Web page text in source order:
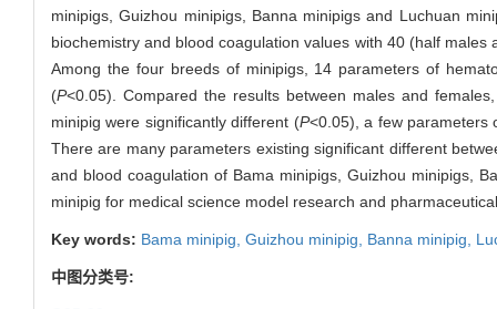
minipigs, Guizhou minipigs, Banna minipigs and Luchuan
biochemistry and blood coagulation values with 40 (half
Among the four breeds of minipigs, 14 parameters of
(P<0.05). Compared the results between males and
minipig were significantly different (P<0.05), a few parameters
There are many parameters existing significant different
and blood coagulation of Bama minipigs, Guizhou minipigs,
minipig for medical science model research and
Key words: Bama minipig, Guizhou minipig, Banna minipig,
中图分类号: